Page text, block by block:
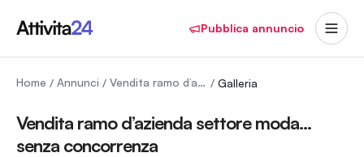
Pubblica annuncio
Home / Annunci / Vendita ramo d’azienda settore moda… senza concorrenza / Galleria
Vendita ramo d’azienda settore moda…
senza concorrenza